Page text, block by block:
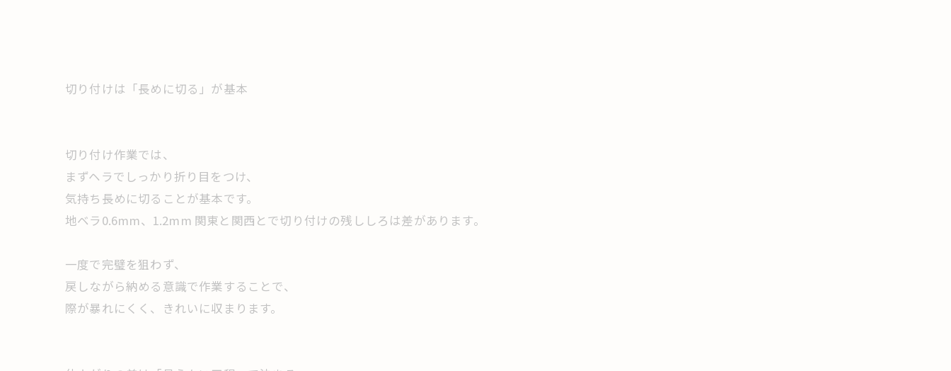
切り付けは「長めに切る」が基本
切り付け作業では、
まずヘラでしっかり折り目をつけ、
気持ち長めに切ることが基本です。
地ベラ0.6mm、1.2mm 関東と関西とで切り付けの残ししろは差があります。
一度で完璧を狙わず、
戻しながら納める意識で作業することで、
際が暴れにくく、きれいに収まります。